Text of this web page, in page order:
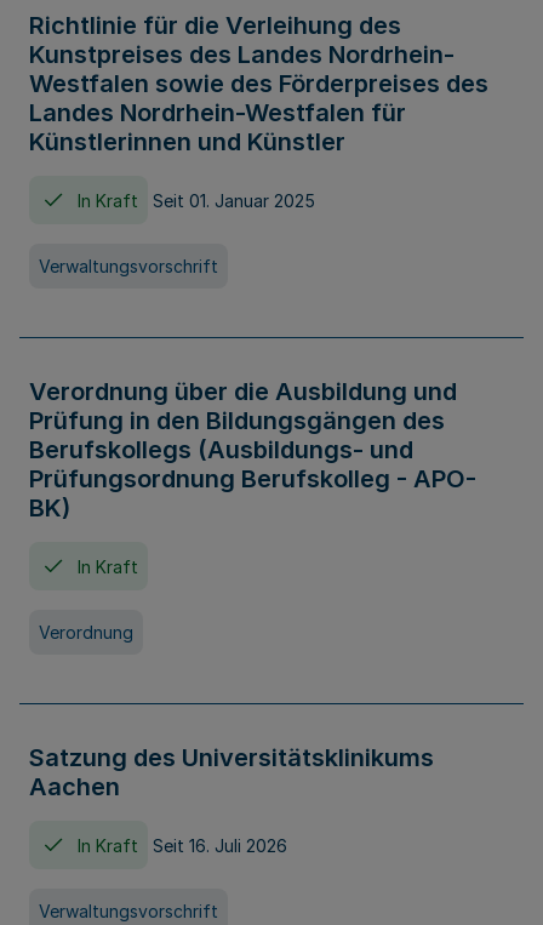
Richtlinie für die Verleihung des
Kunstpreises des Landes Nordrhein-
Westfalen sowie des Förderpreises des
Landes Nordrhein-Westfalen für
Künstlerinnen und Künstler
In Kraft Seit 01. Januar 2025
Verwaltungsvorschrift
Verordnung über die Ausbildung und
Prüfung in den Bildungsgängen des
Berufskollegs (Ausbildungs- und
Prüfungsordnung Berufskolleg - APO-
BK)
In Kraft
Verordnung
Satzung des Universitätsklinikums
Aachen
In Kraft Seit 16. Juli 2026
Verwaltungsvorschrift